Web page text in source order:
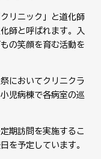
リニック」と道化師
師と呼ばれます。入
の笑顔を育む活動を
においてクリニクラ
児病棟で各病室の巡
期訪問を実施するこ
を予定しています。